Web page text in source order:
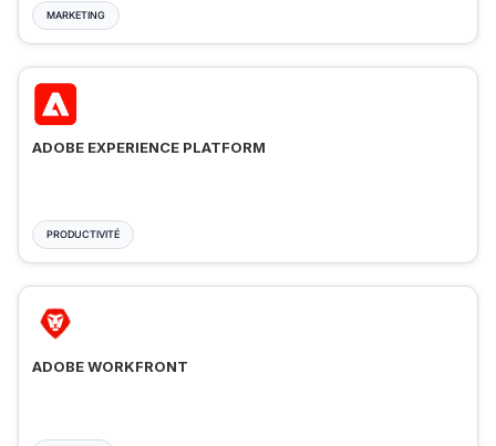
MARKETING
ADOBE EXPERIENCE PLATFORM
PRODUCTIVITÉ
ADOBE WORKFRONT